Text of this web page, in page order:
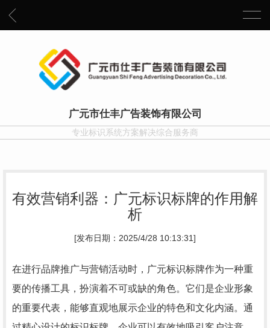
广元市仕丰广告装饰有限公司
专业标识系统方案解决综合服务商
有效营销利器：广元标识标牌的作用解
析
[发布日期：2025/4/28 10:13:31]
在进行品牌推广与营销活动时，广元标识标牌作为一种重
要的传播工具，扮演着不可或缺的角色。它们是企业形象
的重要代表，能够直观地展示企业的特色和文化内涵。通